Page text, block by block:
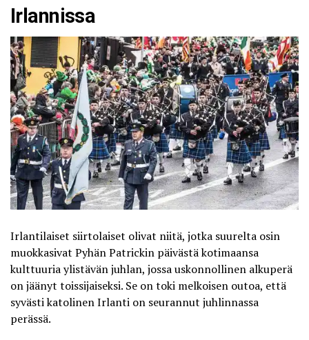
Irlannissa
Irlantilaiset siirtolaiset olivat niitä, jotka suurelta osin
muokkasivat Pyhän Patrickin päivästä kotimaansa
kulttuuria ylistävän juhlan, jossa uskonnollinen alkuperä
on jäänyt toissijaiseksi. Se on toki melkoisen outoa, että
syvästi katolinen Irlanti on seurannut juhlinnassa
perässä.